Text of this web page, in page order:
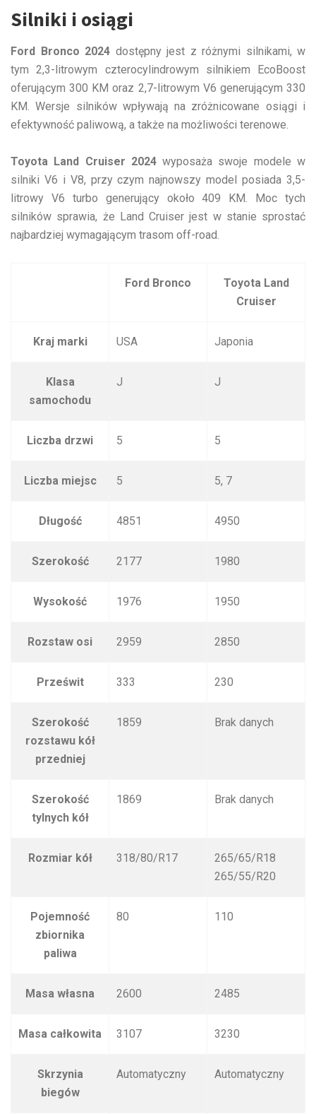
Silniki i osiągi
Ford Bronco 2024 dostępny jest z różnymi silnikami, w
tym 2,3-litrowym czterocylindrowym silnikiem EcoBoost
oferującym 300 KM oraz 2,7-litrowym V6 generującym 330
KM. Wersje silników wpływają na zróżnicowane osiągi i
efektywność paliwową, a także na możliwości terenowe.
Toyota Land Cruiser 2024wyposaża swoje modele w
silniki V6 i V8, przy czym najnowszy model posiada 3,5-
litrowy V6 turbo generujący około 409 KM. Moc tych
silników sprawia, że Land Cruiser jest w stanie sprostać
najbardziej wymagającym trasom off-road.
Ford Bronco
Toyota Land
Cruiser
Kraj marki USA Japonia
Klasa
samochodu
J J
Liczba drzwi 5 5
Liczba miejsc 5 5, 7
Długość 4851 4950
Szerokość 2177 1980
Wysokość 1976 1950
Rozstaw osi 2959 2850
Prześwit 333 230
Szerokość
rozstawu kół
przedniej
1859 Brak danych
Szerokość
tylnych kół
1869 Brak danych
Rozmiar kół 318/80/R17
265/65/R18
265/55/R20
Pojemność
zbiornika
paliwa
80 110
Masa własna 2600 2485
Masa całkowita 3107 3230
Skrzynia
biegów
Automatyczny Automatyczny